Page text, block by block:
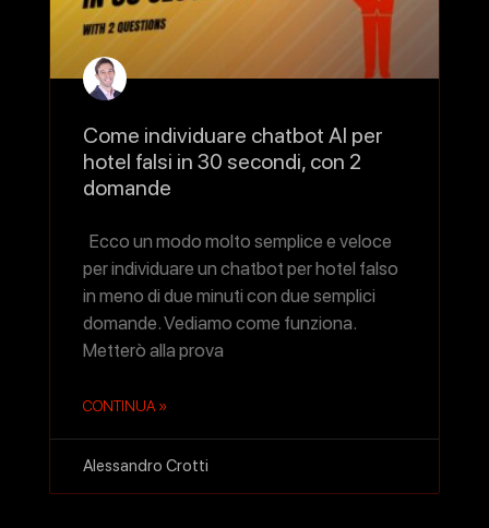
Come individuare chatbot AI per
hotel falsi in 30 secondi, con 2
domande
Ecco un modo molto semplice e veloce
per individuare un chatbot per hotel falso
in meno di due minuti con due semplici
domande. Vediamo come funziona.
Metterò alla prova
CONTINUA »
Alessandro Crotti